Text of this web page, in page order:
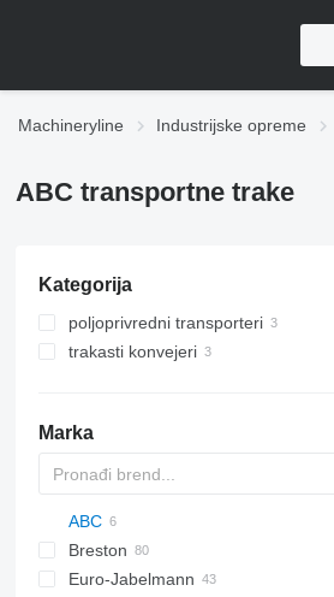
Machineryline Industrijske opreme
ABC transportne trake
Kategorija
poljoprivredni transporteri
trakasti konvejeri
Marka
ABC
BM
Breston
Euro-Jabelmann